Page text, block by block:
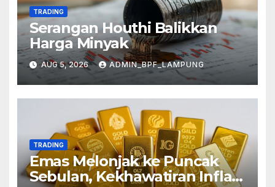
TRADING
Serangan Houthi Balikkan
Harga Minyak
AUG 5, 2026 ADMIN_BPF_LAMPUNG
TRADING
Emas Melonjak ke Puncak
Sebulan, Kekhawatiran Inflasi